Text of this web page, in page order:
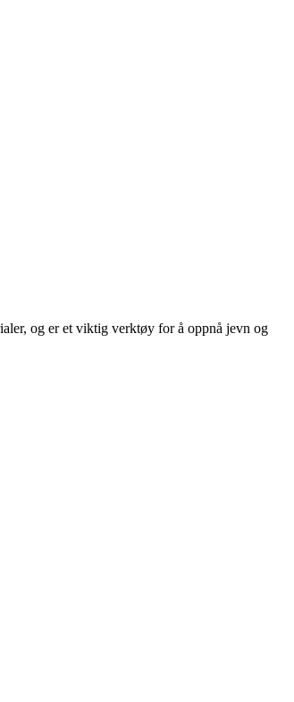
og er et viktig verktøy for å oppnå jevn og